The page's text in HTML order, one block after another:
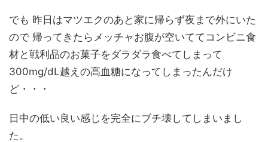
でも 昨日はマツエクのあと家に帰らず夜まで外にいた
ので 帰ってきたらメッチャお腹が空いててコンビニ食
材と戦利品のお菓子をダラダラ食べてしまって
300mg/dL越えの高血糖になってしまったんだけ
ど・・・
日中の低い良い感じを完全にブチ壊してしまいまし
た。